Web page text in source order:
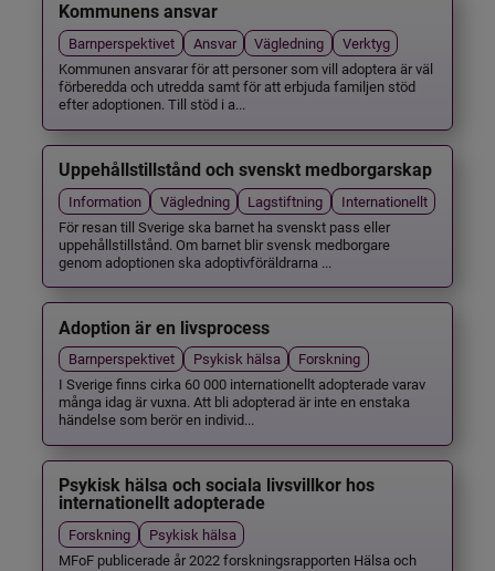
Kommunens ansvar
Barnperspektivet Ansvar Vägledning
Verktyg
Kommunen ansvarar för att personer som vill adoptera är väl
förberedda och utredda samt för att erbjuda familjen stöd
efter adoptionen. Till stöd i a...
Uppehållstillstånd och svenskt medborgarskap
Information Vägledning Lagstiftning
Internationellt
För resan till Sverige ska barnet ha svenskt pass eller
uppehållstillstånd. Om barnet blir svensk medborgare
genom adoptionen ska adoptivföräldrarna ...
Adoption är en livsprocess
Barnperspektivet Psykisk hälsa
Forskning
I Sverige finns cirka 60 000 internationellt adopterade varav
många idag är vuxna. Att bli adopterad är inte en enstaka
händelse som berör en individ...
Psykisk hälsa och sociala livsvillkor hos
internationellt adopterade
Forskning
Psykisk hälsa
MFoF publicerade år 2022 forskningsrapporten Hälsa och